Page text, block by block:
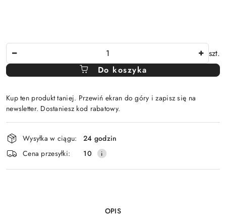
szt.
Do koszyka
Kup ten produkt taniej. Przewiń ekran do góry i zapisz się na
newsletter. Dostaniesz kod rabatowy.
Dostępność
i
dostawa
Wysyłka w ciągu:
24 godzin
Cena przesyłki:
10
OPIS